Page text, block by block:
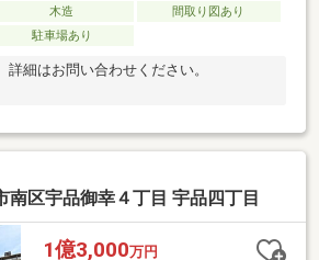
木造
間取り図あり
駐車場あり
細はお問い合わせください。
南区宇品御幸４丁目 宇品四丁目
1億3,000万円